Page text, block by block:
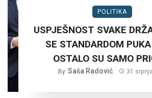
POLITIKA
USPJEŠNOST SVAKE
SE STANDARDOM
OSTALO SU SAMO
By Saša Radović 31